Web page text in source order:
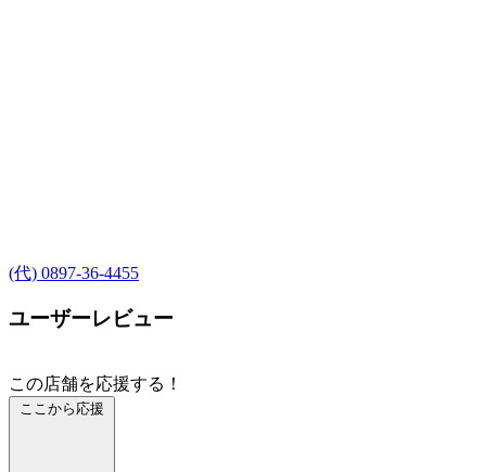
(代) 0897-36-4455
ユーザーレビュー
この店舗を応援する！
ここから応援